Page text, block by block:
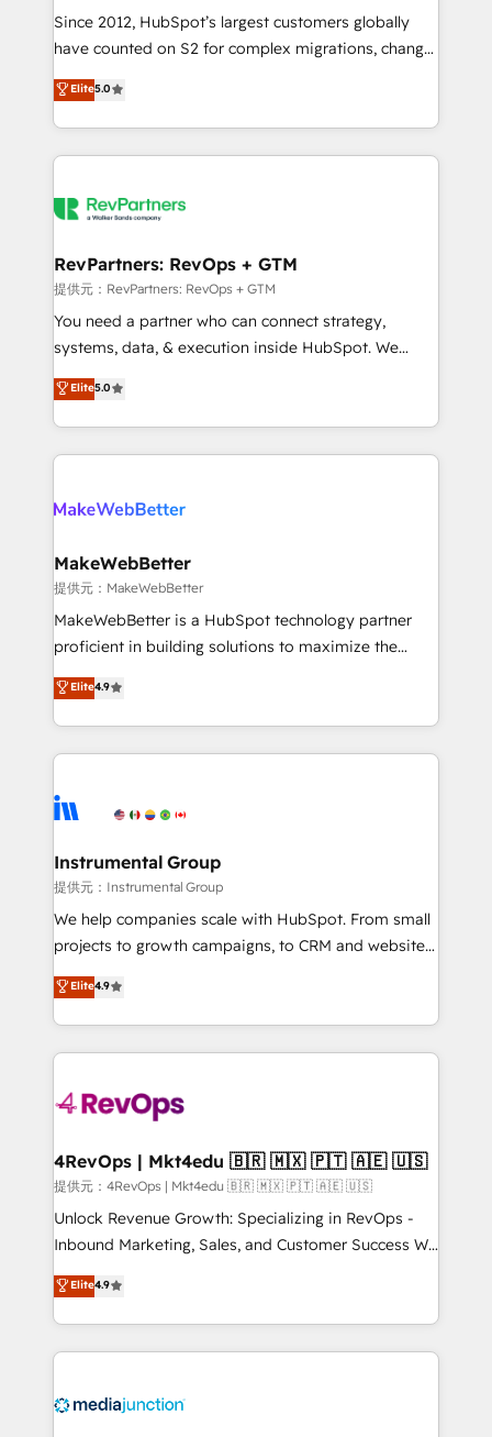
future.” Others agree it is proof of trust built through
measurable impact.
Since 2012, HubSpot’s largest customers globally
have counted on S2 for complex migrations, change
management, systems integration, and creative
solutions that deliver measurable impact and
transform brand experiences As one of the few full-
service creative agencies in the HubSpot
winning design to build scalable, globally
marketing campaigns, & RevOps frameworks that
fuel long-term success We connect the entire
customer lifecycle through seamless integrations,
ensure long-term adoption with change-
and service to drive sustainable growth With 6 key
HubSpot accreditations and experience across
Elite5.0
RevPartners: RevOps + GTM
提供元：RevPartners: RevOps + GTM
You need a partner who can connect strategy,
systems, data, & execution inside HubSpot. We
bridge the gap where most agencies fall short by
combining GTM strategy with technical execution to
solve the right problem with the right solution. As the
only firm in the world to hold Elite Partner
clients gain a unique advantage in CRM architecture,
market execution. Why B2B Businesses Choose RP: -
Secure: Soc2 compliant 🛡️ - Pricing: Implementations
starting at $1,5k 💵 - Speed: Launch in 14 days ⚡ -
Global: 75+ RPers across five continents 🌐 - Scale:
HubSpot Partner 🪴 - Sales Hub: More
implementations than any other Partner 💻 -
agency for an Ops problem. Don't hire a technical
agency for a growth problem. Hire a partner built to
Elite5.0
MakeWebBetter
提供元：MakeWebBetter
MakeWebBetter is a HubSpot technology partner
proficient in building solutions to maximize the
operational efficiency of HubSpot. The fastest-
growing tech-enabler & facilitator, MakeWebBetter,
hands you the blend of HubSpot expertise &
eminent solutions & integrations. Trust us to
Elite Partners with 10+ years of HubSpot experience
Premier Partner 2023 🌟5 HubSpot Accreditations 🌟
Won HubSpot Theme Challenge 2021 🌟INBOUND’19
HubSpot Rising Star Why us? Harnessing the full
potential of the powerful HubSpot CRM. ✔️A team of
HubSpot experience ✔️Flexible pricing models —
Hourly-fee (assigned one Dedicated HubSpot
requirement). ✔️Helped over 25,000+ customers so
far with our HubSpot solutions. ✔️Bespoke apps &
on-demand bundle services. Connect with us today!
Elite4.9
Instrumental Group
提供元：Instrumental Group
We help companies scale with HubSpot. From small
projects to growth campaigns, to CRM and websites.
Hire an agency that's experienced in every inch of
HubSpot and willing to work hand-in-hand with your
team to simplify the complex and build a better
experience for your team and customers.
Elite4.9
4RevOps | Mkt4edu 🇧🇷 🇲🇽 🇵🇹 🇦🇪 🇺🇸
提供元：4RevOps | Mkt4edu 🇧🇷 🇲🇽 🇵🇹 🇦🇪 🇺🇸
Unlock Revenue Growth: Specializing in RevOps -
Inbound Marketing, Sales, and Customer Success We
specialize in driving revenue growth for companies
across industries through tailored marketing, sales,
and customer success strategies, utilizing RevOps
methodologies. As Latin America's largest HubSpot
offer unparalleled insights. Operating in five
Elite4.9